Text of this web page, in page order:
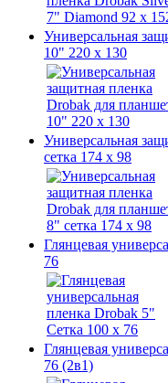
Универсальная
10" 220 x 130
Универсальная
сетка 174 x 98
Глянцевая
76
Глянцевая
76 (2в1)